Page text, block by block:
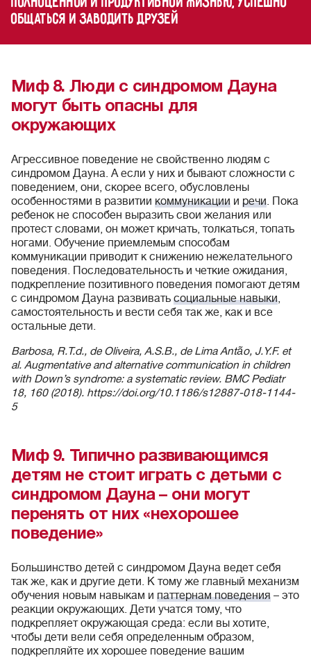
общаться и заводить друзей
Миф 8. Люди с синдромом Дауна
могут быть опасны для
окружающих
Агрессивное поведение не свойственно людям с
синдромом Дауна. А если у них и бывают сложности с
поведением, они, скорее всего, обусловлены
особенностями в развитии коммуникации и речи. Пока
ребенок не способен выразить свои желания или
протест словами, он может кричать, толкаться, топать
ногами. Обучение приемлемым способам
коммуникации приводит к снижению нежелательного
поведения. Последовательность и четкие ожидания,
подкрепление позитивного поведения помогают детям
с синдромом Дауна развивать социальные навыки,
самостоятельность и вести себя так же, как и все
остальные дети.
Barbosa, R.T.d., de Oliveira, A.S.B., de Lima Antão, J.Y.F. et
al. Augmentative and alternative communication in children
with Down’s syndrome: a systematic review. BMC Pediatr
18, 160 (2018). https://doi.org/10.1186/s12887-018-1144-
5
Миф 9. Типично развивающимся
детям не стоит играть с детьми с
синдромом Дауна – они могут
перенять от них «нехорошее
поведение»
Большинство детей с синдромом Дауна ведет себя
так же, как и другие дети. К тому же главный механизм
обучения новым навыкам и паттернам поведения – это
реакции окружающих. Дети учатся тому, что
подкрепляет окружающая среда: если вы хотите,
чтобы дети вели себя определенным образом,
подкрепляйте их хорошее поведение вашим